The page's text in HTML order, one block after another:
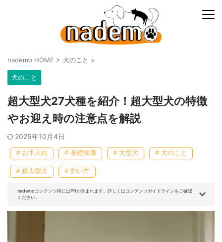
nademo HOME > 犬のこと >
犬のこと
超大型犬27犬種を紹介！超大型犬の特徴
やお迎え時の注意点を解説
2025年10月4日
# お手入れ # 基礎知識 # 大型犬 # 犬のこと
# 超大型犬 # 飼い方
nademoコンテンツ内にはPRが含まれます。詳しくはコンテンツガイドラインをご確認
ください。